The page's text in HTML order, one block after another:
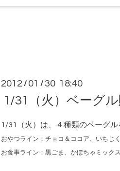
2012 / 01 /30 18:40
1/31（火）ベーグ
1/31（火）は、４種類のベーグル
おやつライン：チョコ＆ココア、いちじ
お食事ライン：黒ごま、かぼちゃミック